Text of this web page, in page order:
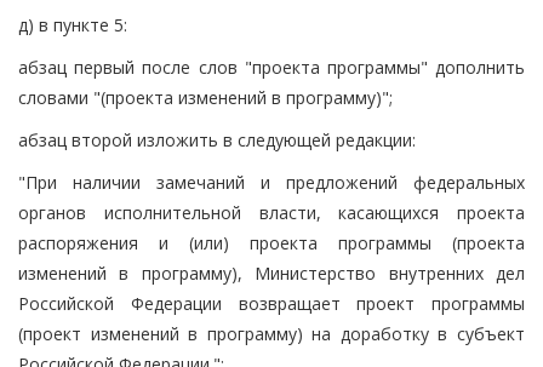
д) в пункте 5:
абзац первый после слов "проекта программы" дополнить
словами "(проекта изменений в программу)";
абзац второй изложить в следующей редакции:
"При наличии замечаний и предложений федеральных
органов исполнительной власти, касающихся проекта
распоряжения и (или) проекта программы (проекта
изменений в программу), Министерство внутренних дел
Российской Федерации возвращает проект программы
(проект изменений в программу) на доработку в субъект